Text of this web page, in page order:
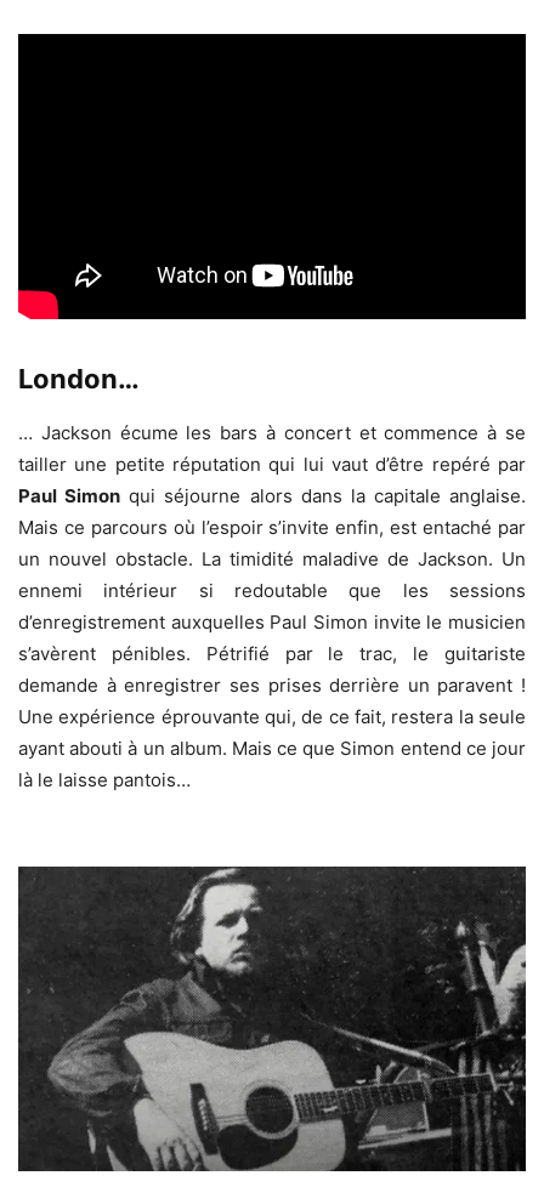
London…
… Jackson écume les bars à concert et commence à se
tailler une petite réputation qui lui vaut d’être repéré par
Paul Simon qui séjourne alors dans la capitale anglaise.
Mais ce parcours où l’espoir s’invite enfin, est entaché par
un nouvel obstacle. La timidité maladive de Jackson. Un
ennemi intérieur si redoutable que les sessions
d’enregistrement auxquelles Paul Simon invite le musicien
s’avèrent pénibles. Pétrifié par le trac, le guitariste
demande à enregistrer ses prises derrière un paravent !
Une expérience éprouvante qui, de ce fait, restera la seule
ayant abouti à un album. Mais ce que Simon entend ce jour
là le laisse pantois…